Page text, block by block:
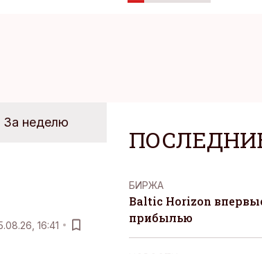
За неделю
16:41
БИРЖА
Baltic Horizon
прибылью